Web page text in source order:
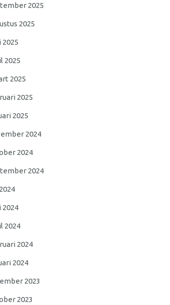
2025
2025
2025
2025
2025
2025
2025
2024
2024
2024
2024
2024
2024
2024
2023
2023